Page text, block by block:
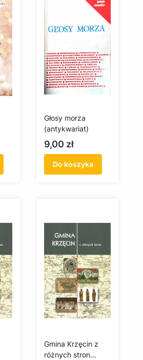
Głosy morza
(antykwariat)
Cena
9,00 zł
Do koszyka
Gmina Krzęcin z
różnych stron